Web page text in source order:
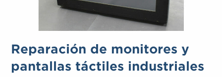
Reparación de monitores y
pantallas táctiles industriales